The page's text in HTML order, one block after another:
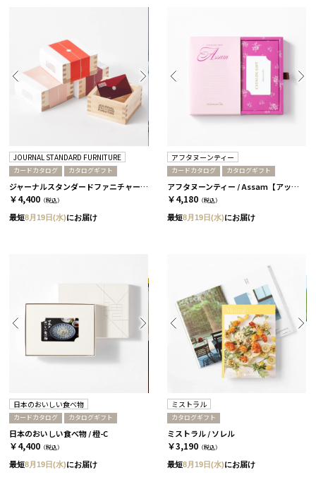
JOURNAL STANDARD FURNITURE
カードカタログ カタログギフト
ジャーナルスタンダードファニチャー / 椿
￥4,400 （税込）
最短8月19日(水)にお届け
アフタヌーンティー
カードカタログ カタログギフト
アフタヌーンティー / Assam【アッサム】
￥4,180 （税込）
最短8月19日(水)にお届け
日本のおいしい食べ物
カードカタログ カタログギフト
日本のおいしい食べ物 / 橙-C
￥4,400 （税込）
最短8月19日(水)にお届け
ミストラル
カタログギフト
ミストラル / ソレル
￥3,190 （税込）
最短8月19日(水)にお届け